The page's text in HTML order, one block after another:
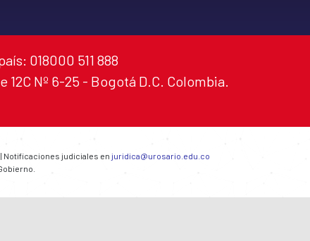
018000 511 888
12C Nº 6-25 - Bogotá D.C. Colombia.
| Notificaciones judiciales en juridica@urosario.edu.co